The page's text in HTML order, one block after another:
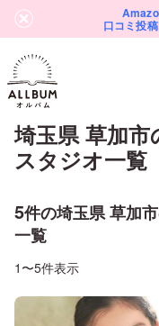
口コミ投
埼玉県 草加市
スタジオ一覧
5件の埼玉県 草加市
一覧
1〜5件表示